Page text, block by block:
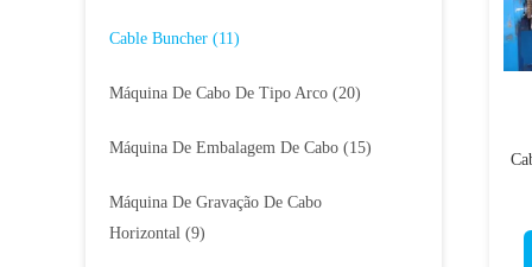
Cable Buncher (11)
Máquina De Cabo De Tipo Arco (20)
Máquina De Embalagem De Cabo (15)
Máquina De Gravação De Cabo
Horizontal (9)